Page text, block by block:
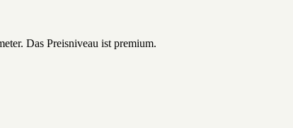
Das Preisniveau ist premium.